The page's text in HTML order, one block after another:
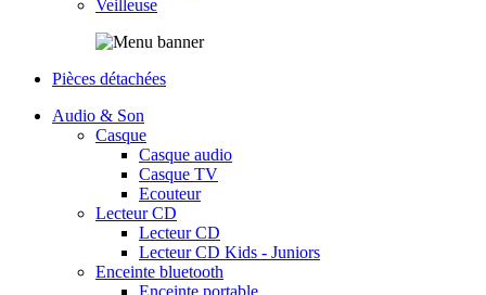
Veilleuse
Pièces détachées
Audio & Son
Casque
Casque audio
Casque TV
Ecouteur
Lecteur CD
Lecteur CD
Lecteur CD Kids - Juniors
Enceinte bluetooth
Enceinte portable